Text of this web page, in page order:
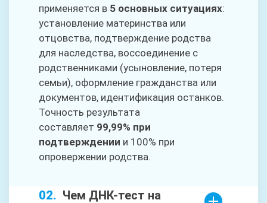
применяется в 5 основных ситуациях:
установление материнства или
отцовства, подтверждение родства
для наследства, воссоединение с
родственниками (усыновление, потеря
семьи), оформление гражданства или
документов, идентификация останков.
Точность результата
составляет 99,99% при
подтверждении и 100% при
опровержении родства.
Чем ДНК-тест на